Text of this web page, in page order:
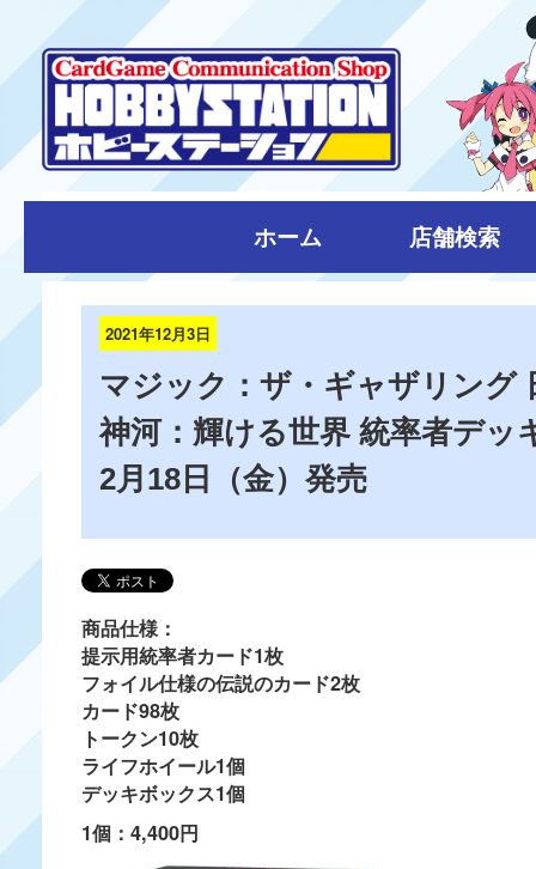
ホーム 店舗検索
2021年12月3日
マジック：ザ・ギャザリング
神河：輝ける世界 統率者デッ
2月18日（金）発売
商品仕様：
提示用統率者カード1枚
フォイル仕様の伝説のカード2枚
カード98枚
トークン10枚
ライフホイール1個
デッキボックス1個
1個：4,400円